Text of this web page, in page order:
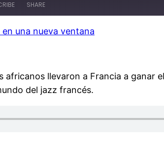
Seconds
30
seconds
SHARE
una nueva ventana
africanos llevaron a Francia a ganar
del jazz francés.